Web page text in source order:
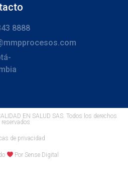
8888
EN SALUD SAS. Todos los derechos
reservados
de privacidad
Por Sense Digital